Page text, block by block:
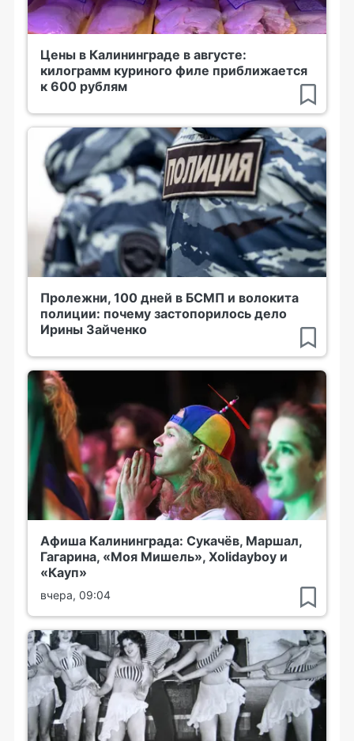
Цены в Калининграде в августе:
килограмм куриного филе приближается
к 600 рублям
Пролежни, 100 дней в БСМП и волокита
полиции: почему застопорилось дело
Ирины Зайченко
Афиша Калининграда: Сукачёв, Маршал,
Гагарина, «Моя Мишель», Xolidayboy и
«Кауп»
вчера, 09:04